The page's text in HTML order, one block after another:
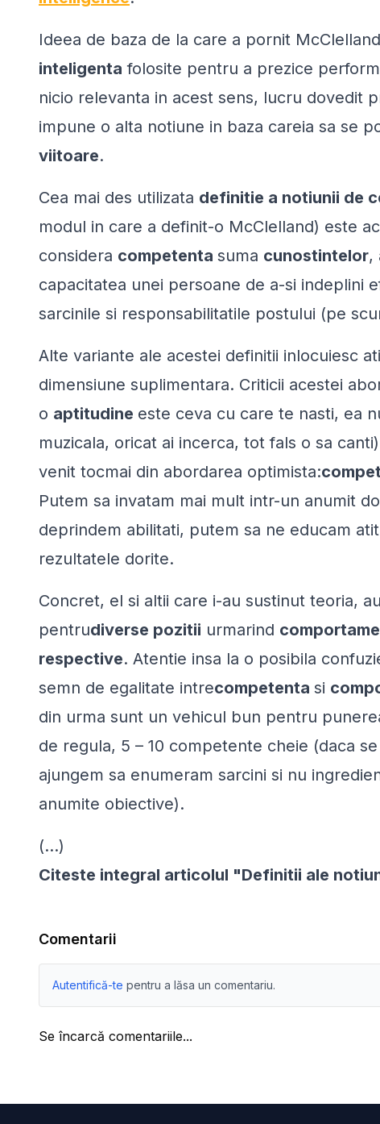
Ideea de baza de la care a pornit
inteligenta folosite pentru a prezice
nicio relevanta in acest sens, lucru dovedit
impune o alta notiune in baza careia sa se
viitoare.
Cea mai des utilizata definitie a notiunii de
modul in care a definit-o McClelland) este
considera competenta suma cunostintelor,
capacitatea unei persoane de a-si indeplini
sarcinile si responsabilitatile postului (pe
Alte variante ale acestei definitii inlocuiesc
dimensiune suplimentara. Criticii acestei
o aptitudine este ceva cu care te nasti, ea
muzicala, oricat ai incerca, tot fals o sa
venit tocmai din abordarea optimista:
Putem sa invatam mai mult intr-un anumit
deprindem abilitati, putem sa ne educam
rezultatele dorite.
Concret, el si altii care i-au sustinut teoria, au
pentrudiverse pozitii urmarind
respective. Atentie insa la o posibila
semn de egalitate intrecompetenta si
din urma sunt un vehicul bun pentru
de regula, 5 – 10 competente cheie (daca
ajungem sa enumeram sarcini si nu
anumite obiective).
(...)
Citeste integral articolul "Definitii ale
Comentarii
Autentifică-te pentru a lăsa un comentariu.
Se încarcă comentariile...